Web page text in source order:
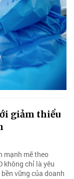
giảm thiểu
mạnh mẽ theo
không chỉ là yêu
vững của doanh